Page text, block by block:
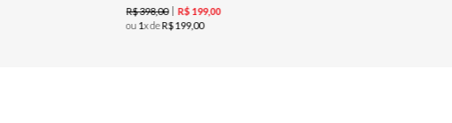
R$398,00 R$ 199,00
ou 1x deR$199,00